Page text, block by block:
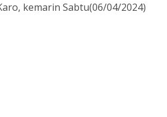
kemarin Sabtu(06/04/2024)